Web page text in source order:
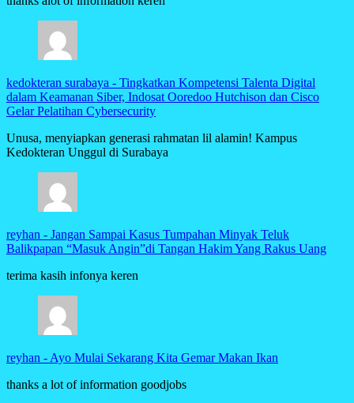
kedokteran surabaya - Tingkatkan Kompetensi Talenta Digital
dalam Keamanan Siber, Indosat Ooredoo Hutchison dan Cisco
Gelar Pelatihan Cybersecurity
Unusa, menyiapkan generasi rahmatan lil alamin! Kampus
Kedokteran Unggul di Surabaya
reyhan - Jangan Sampai Kasus Tumpahan Minyak Teluk
Balikpapan “Masuk Angin”di Tangan Hakim Yang Rakus Uang
terima kasih infonya keren
reyhan - Ayo Mulai Sekarang Kita Gemar Makan Ikan
thanks a lot of information goodjobs